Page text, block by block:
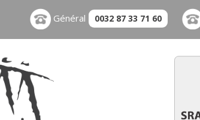
Général 0032 87 33 71 60